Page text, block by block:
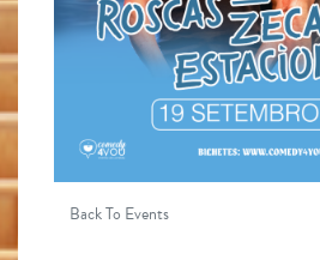
Back To Events